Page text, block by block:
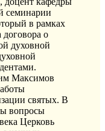
семинарии
в рамках
договора о
духовной
Максимов
святых. В
вопросы
Церковь